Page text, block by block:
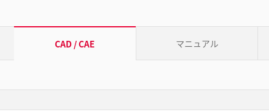
CAD / CAE マニュアル